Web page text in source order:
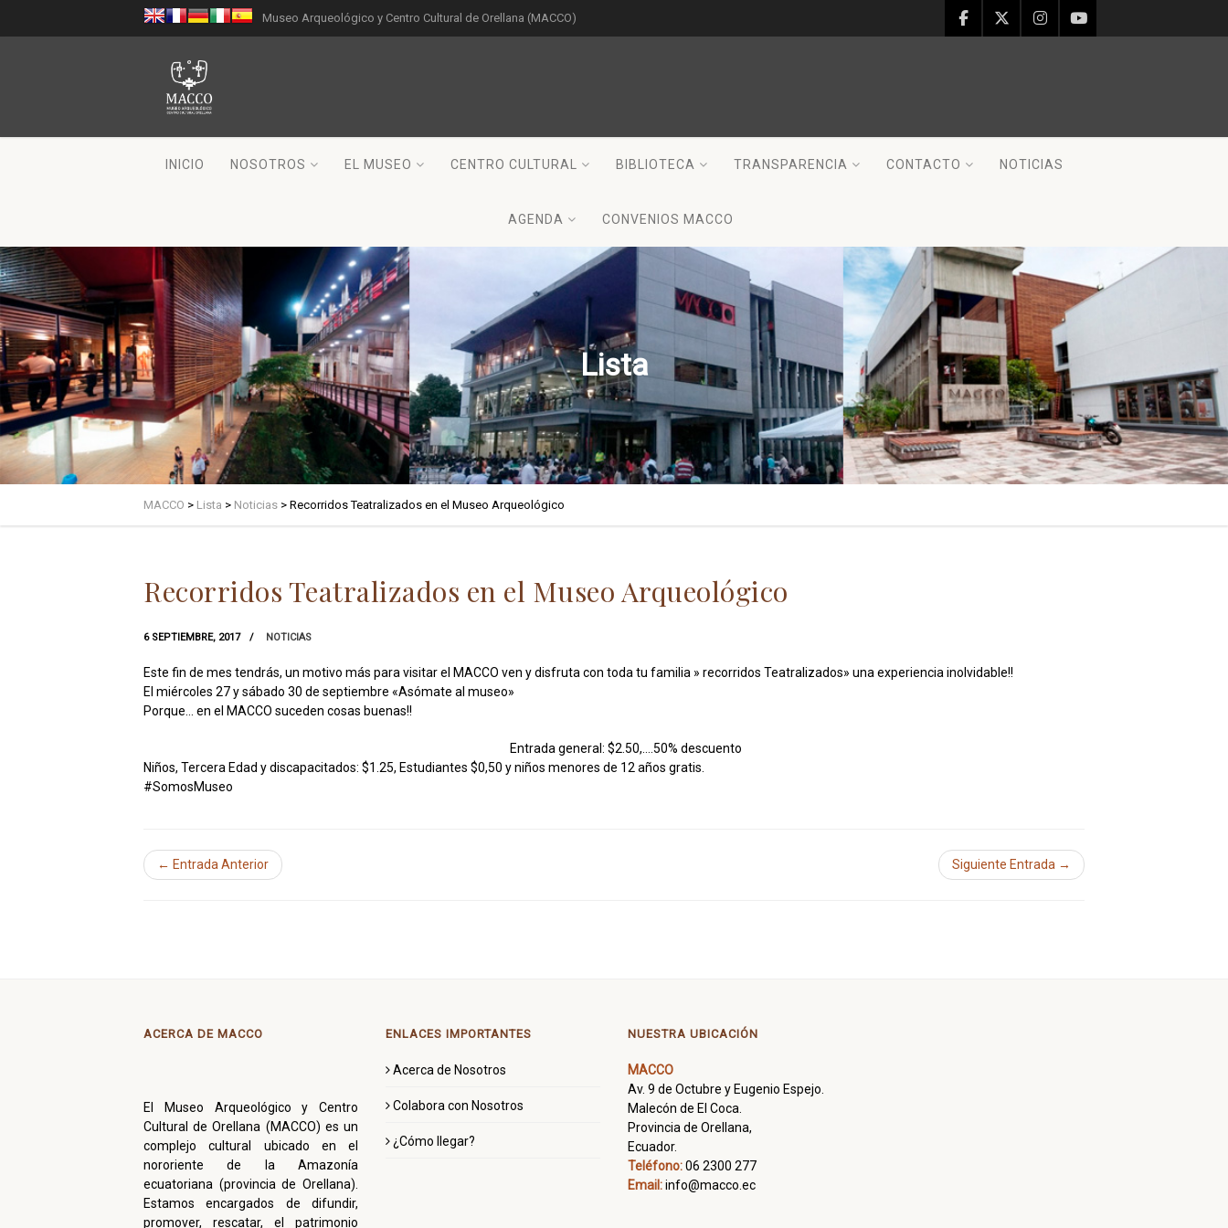
Museo Arqueológico y Centro Cultural de Orellana (MACCO)
INICIO NOSOTROS EL MUSEO CENTRO CULTURAL BIBLIOTECA TRANSPARENCIA CONTACTO NOTICIAS
AGENDA CONVENIOS MACCO
Lista
MACCO > Lista > Noticias > Recorridos Teatralizados en el Museo Arqueológico
Recorridos Teatralizados en el Museo Arqueológico
6 SEPTIEMBRE, 2017 NOTICIAS
Este fin de mes tendrás, un motivo más para visitar el MACCO ven y disfruta con toda tu familia » recorridos Teatralizados» una experiencia inolvidable!!
El miércoles 27 y sábado 30 de septiembre «Asómate al museo»
Porque… en el MACCO suceden cosas buenas!!
Entrada general: $2.50,….50% descuento
Niños, Tercera Edad y discapacitados: $1.25, Estudiantes $0,50 y niños menores de 12 años gratis.
#SomosMuseo
← Entrada Anterior Siguiente Entrada →
ACERCA DE MACCO
El Museo Arqueológico y Centro
Cultural de Orellana (MACCO) es un
complejo cultural ubicado en el
nororiente de la Amazonía
ecuatoriana (provincia de Orellana).
Estamos encargados de difundir,
promover, rescatar, el patrimonio
ENLACES IMPORTANTES
Acerca de Nosotros
Colabora con Nosotros
¿Cómo llegar?
NUESTRA UBICACIÓN
MACCO
Av. 9 de Octubre y Eugenio Espejo.
Malecón de El Coca.
Provincia de Orellana,
Ecuador.
Teléfono:06 2300 277
Email:info@macco.ec